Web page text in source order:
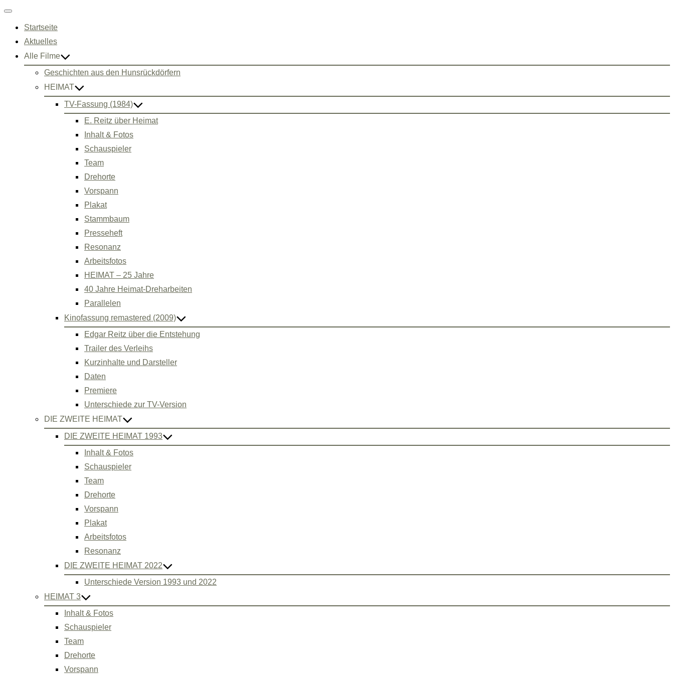
Navigation
umschalten
Startseite
Aktuelles
Alle Filme
Geschichten aus den Hunsrückdörfern
HEIMAT
TV-Fassung (1984)
E. Reitz über Heimat
Inhalt & Fotos
Schauspieler
Team
Drehorte
Vorspann
Plakat
Stammbaum
Presseheft
Resonanz
Arbeitsfotos
HEIMAT – 25 Jahre
40 Jahre Heimat-Dreharbeiten
Parallelen
Kinofassung remastered (2009)
Edgar Reitz über die Entstehung
Trailer des Verleihs
Kurzinhalte und Darsteller
Daten
Premiere
Unterschiede zur TV-Version
DIE ZWEITE HEIMAT
DIE ZWEITE HEIMAT 1993
Inhalt & Fotos
Schauspieler
Team
Drehorte
Vorspann
Plakat
Arbeitsfotos
Resonanz
DIE ZWEITE HEIMAT 2022
Unterschiede Version 1993 und 2022
HEIMAT 3
Inhalt & Fotos
Schauspieler
Team
Drehorte
Vorspann